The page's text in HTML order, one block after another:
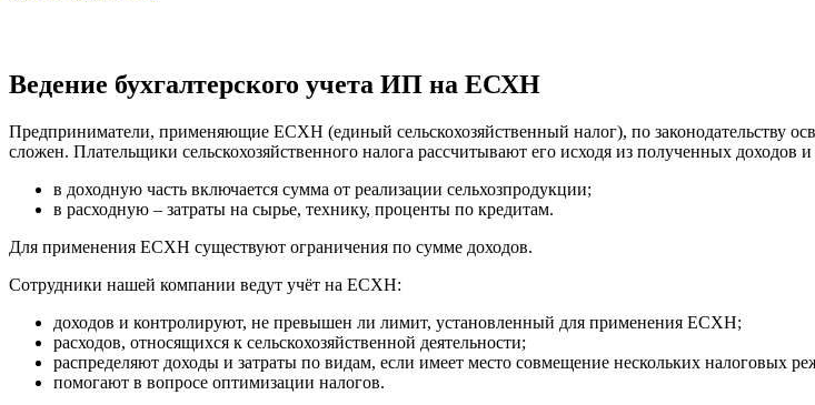
Ведение бухгалтерского учета ИП на ЕСХН
Предприниматели, применяющие ЕСХН (единый сельскохозяйственный налог), по законодательству
сложен. Плательщики сельскохозяйственного налога рассчитывают его исходя из полученных доходов
в доходную часть включается сумма от реализации сельхозпродукции;
в расходную – затраты на сырье, технику, проценты по кредитам.
Для применения ЕСХН существуют ограничения по сумме доходов.
Сотрудники нашей компании ведут учёт на ЕСХН:
доходов и контролируют, не превышен ли лимит, установленный для применения ЕСХН;
расходов, относящихся к сельскохозяйственной деятельности;
распределяют доходы и затраты по видам, если имеет место совмещение нескольких налоговых
помогают в вопросе оптимизации налогов.